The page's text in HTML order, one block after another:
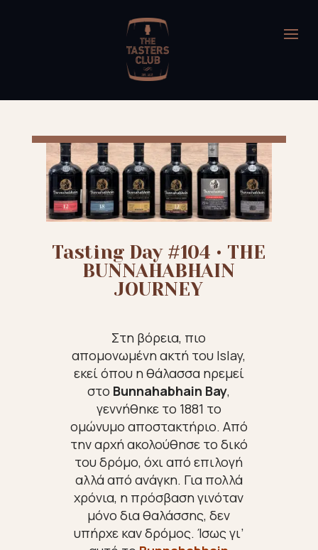
Tasting Day #104 • THE
BUNNAHABHAIN
JOURNEY
Στη βόρεια, πιο
απομονωμένη ακτή του Islay,
εκεί όπου η θάλασσα ηρεμεί
στο Bunnahabhain Bay,
γεννήθηκε το 1881 το
ομώνυμο αποστακτήριο. Από
την αρχή ακολούθησε το δικό
του δρόμο, όχι από επιλογή
αλλά από ανάγκη. Για πολλά
χρόνια, η πρόσβαση γινόταν
μόνο δια θαλάσσης, δεν
υπήρχε καν δρόμος. Ίσως γι’